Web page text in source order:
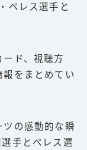
ペレス選手と
ド、視聴方
をまとめてい
ツの感動的な瞬
手とペレス選